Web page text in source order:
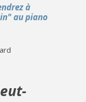
à
au piano